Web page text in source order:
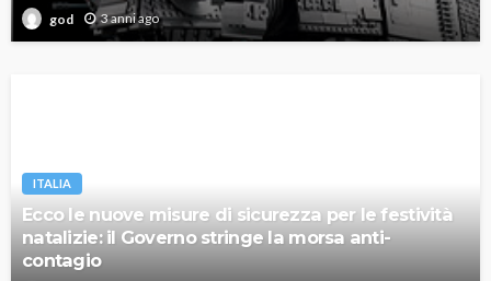
god 3 anni ago
ITALIA
Ecco le nuove misure di sicurezza per le festività
natalizie: il Governo stringe la morsa anti-
contagio